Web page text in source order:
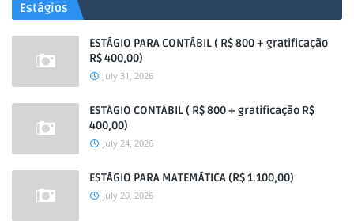
Estágios
ESTÁGIO PARA CONTÁBIL ( R$ 800 + gratificação
R$ 400,00)
July 31, 2026
ESTÁGIO CONTÁBIL ( R$ 800 + gratificação R$
400,00)
July 24, 2026
ESTÁGIO PARA MATEMÁTICA (R$ 1.100,00)
July 20, 2026